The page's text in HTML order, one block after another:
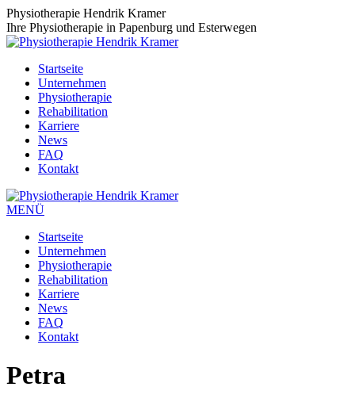
Zum
Inhalt
springen
Physiotherapie Hendrik Kramer
Ihre Physiotherapie in Papenburg und Esterwegen
Startseite
Unternehmen
Physiotherapie
Rehabilitation
Karriere
News
FAQ
Kontakt
MENÜ
Startseite
Unternehmen
Physiotherapie
Rehabilitation
Karriere
News
FAQ
Kontakt
Petra